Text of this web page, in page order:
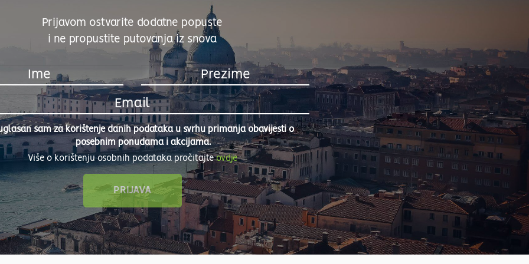
Prijavom ostvarite dodatne popuste
i ne propustite putovanja iz snova
sam za korištenje danih podataka u svrhu primanja obavijesti o
posebnim ponudama i akcijama.
Više o korištenju osobnih podataka pročitajteovdje